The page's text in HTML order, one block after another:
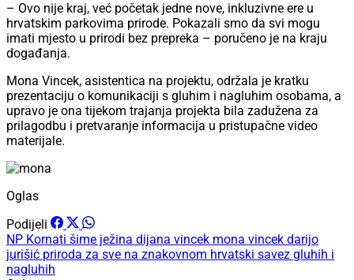
– Ovo nije kraj, već početak jedne nove, inkluzivne ere u
hrvatskim parkovima prirode. Pokazali smo da svi mogu
imati mjesto u prirodi bez prepreka – poručeno je na kraju
događanja.
Mona Vincek, asistentica na projektu, održala je kratku
prezentaciju o komunikaciji s gluhim i nagluhim osobama, a
upravo je ona tijekom trajanja projekta bila zadužena za
prilagodbu i pretvaranje informacija u pristupačne video
materijale.
Oglas
Podijeli
NP Kornati šime ježina dijana vincek mona vincek darijo
jurišić priroda za sve na znakovnom hrvatski savez gluhih i
nagluhih